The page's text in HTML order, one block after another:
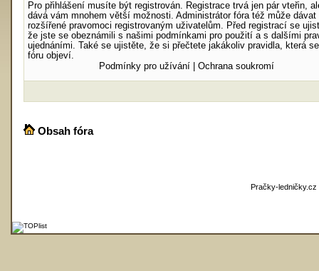
Pro přihlášení musíte být registrován. Registrace trvá jen pár vteřin,
dává vám mnohem větší možnosti. Administrátor fóra též může dávat
rozšířené pravomoci registrovaným uživatelům. Před registrací se
že jste se obeznámili s našimi podmínkami pro použití a s dalšími
ujednáními. Také se ujistěte, že si přečtete jakákoliv pravidla, která
fóru objeví.
Podmínky pro užívání
Ochrana soukromí
Obsah fóra
Pračky-ledničky.cz